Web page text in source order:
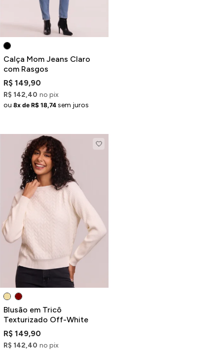
Calça Mom Jeans Claro
com Rasgos
R$ 149,90
R$ 142,40 no pix
ou 8x de R$ 18,74 sem juros
Blusão em Tricô
Texturizado Off-White
R$ 149,90
R$ 142,40 no pix